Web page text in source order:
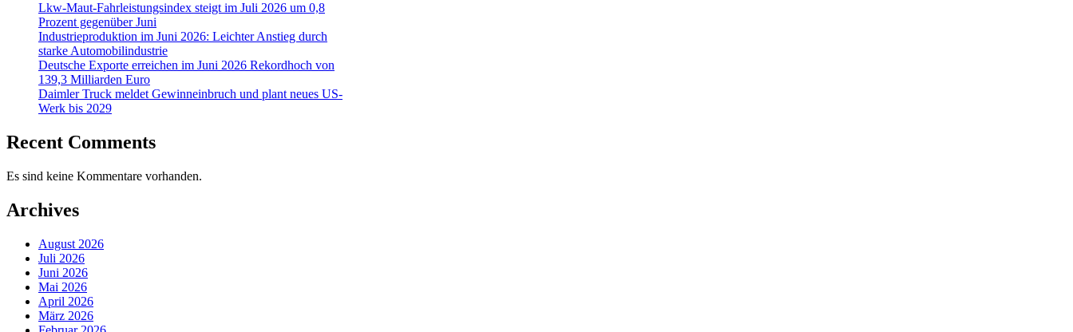
Lkw-Maut-Fahrleistungsindex steigt im Juli 2026 um 0,8
Prozent gegenüber Juni
Industrieproduktion im Juni 2026: Leichter Anstieg durch
starke Automobilindustrie
Deutsche Exporte erreichen im Juni 2026 Rekordhoch von
139,3 Milliarden Euro
Daimler Truck meldet Gewinneinbruch und plant neues US-
Werk bis 2029
Recent Comments
Es sind keine Kommentare vorhanden.
Archives
August 2026
Juli 2026
Juni 2026
Mai 2026
April 2026
März 2026